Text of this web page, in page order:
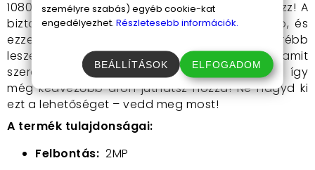
1080p napelemes biztonsági kamera, ne habozz! A
biztonságod és a nyugalmod a legfontosabb, és
ezzel a termékkel garantáltan egy lépéssel előrébb
leszel! Ne várj a legrosszabbra, védd meg, amit
szeretsz! Ráadásul, most akciós áron kínáljuk, így
még kedvezőbb áron juthatsz hozzá! Ne hagyd ki
ezt a lehetőséget – vedd meg most!
A termék tulajdonságai:
Felbontás: 2MP
személyre szabás) egyéb cookie-kat
engedélyezhet. Részletesebb információk.
BEÁLLÍTÁSOK ELFOGADOM